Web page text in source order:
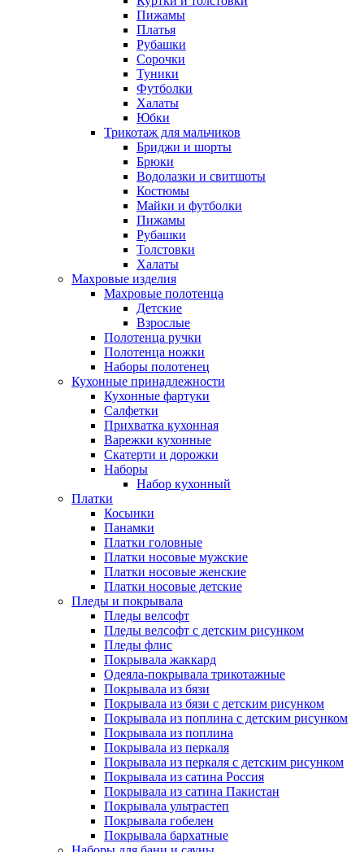
Пижамы
Платья
Рубашки
Сорочки
Туники
Футболки
Халаты
Юбки
Трикотаж для мальчиков
Бриджи и шорты
Брюки
Водолазки и свитшоты
Костюмы
Майки и футболки
Пижамы
Рубашки
Толстовки
Халаты
Махровые изделия
Махровые полотенца
Детские
Взрослые
Полотенца ручки
Полотенца ножки
Наборы полотенец
Кухонные принадлежности
Кухонные фартуки
Салфетки
Прихватка кухонная
Варежки кухонные
Скатерти и дорожки
Наборы
Набор кухонный
Платки
Косынки
Панамки
Платки головные
Платки носовые мужские
Платки носовые женские
Платки носовые детские
Пледы и покрывала
Пледы велсофт
Пледы велсофт с детским рисунком
Пледы флис
Покрывала жаккард
Одеяла-покрывала трикотажные
Покрывала из бязи
Покрывала из бязи с детским рисунком
Покрывала из поплина с детским рисунком
Покрывала из поплина
Покрывала из перкаля
Покрывала из перкаля с детским рисунком
Покрывала из сатина Россия
Покрывала из сатина Пакистан
Покрывала ультрастеп
Покрывала гобелен
Покрывала бархатные